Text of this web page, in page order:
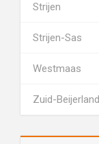
Strijen
Strijen-Sas
Westmaas
Zuid-Beijerland